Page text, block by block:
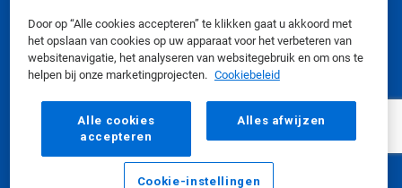
Door op “Alle cookies accepteren” te klikken gaat u akkoord met
het opslaan van cookies op uw apparaat voor het verbeteren van
websitenavigatie, het analyseren van websitegebruik en om ons te
helpen bij onze marketingprojecten. Cookiebeleid
Alle cookies
accepteren
Alles afwijzen
Cookie-instellingen
Veiligheidsinformatiebladen|Privacybeleid|
Gebruiksvoorwaarden